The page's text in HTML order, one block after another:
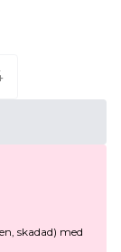
skadad) med